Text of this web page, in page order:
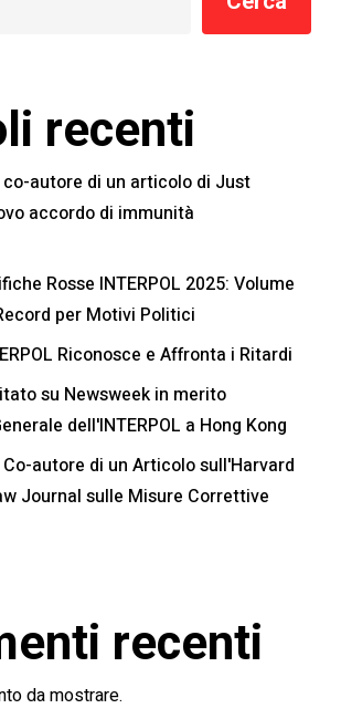
recenti
autore di un articolo di Just
accordo di immunità
Rosse INTERPOL 2025: Volume
per Motivi Politici
Riconosce e Affronta i Ritardi
su Newsweek in merito
dell'INTERPOL a Hong Kong
autore di un Articolo sull'Harvard
Journal sulle Misure Correttive
recenti
da mostrare.